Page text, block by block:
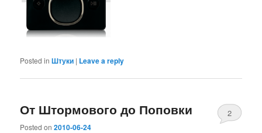
Posted in Штуки | Leave a reply
От Штормового до Поповки
Posted on2010-06-24
2